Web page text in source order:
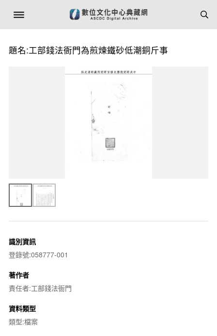
題名:工部錢法衙門為煎煉鐵砂低潮銅斤事
識別資訊
登錄號:058777-001
著作者
責任者:工部錢法衙門
資料類型
類型:檔案